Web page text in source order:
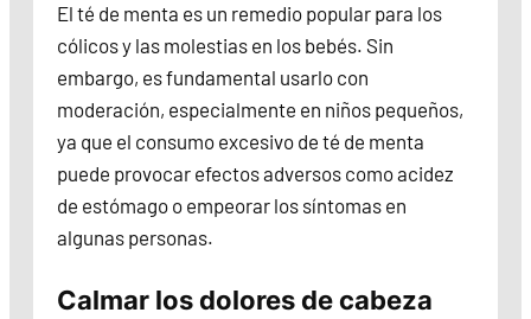
El té de menta es un remedio popular para los
cólicos y las molestias en los bebés. Sin
embargo, es fundamental usarlo con
moderación, especialmente en niños pequeños,
ya que el consumo excesivo de té de menta
puede provocar efectos adversos como acidez
de estómago o empeorar los síntomas en
algunas personas.
Calmar los dolores de cabeza